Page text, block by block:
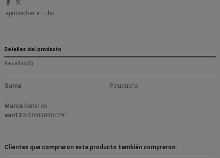
aprovechar el tubo
Detalles del producto
Reseñas(0)
Gama Peluqueria
Marca Generico
ean13 8435090807291
Clientes que compraron este producto también compraron: